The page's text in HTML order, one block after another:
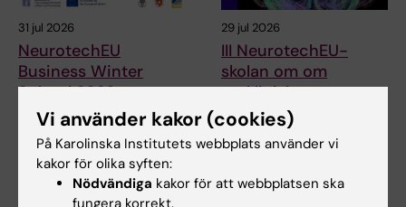
31 jul 2026
NeurotechEU
Business Winter
School 2026
Universitetet i Bonn, Reykjavík
University har…
29 jul 2026
III NeurotechEU-
skolan om om
preklinisk
magnetresonansavbil
dning och
spektroskopi
Universidad Miguel Hernández
de Elche (UMH) har nöjet att
Vi använder kakor (cookies)
På Karolinska Institutets webbplats använder vi
kakor för olika syften:
Nödvändiga kakor för att webbplatsen ska
fungera korrekt.